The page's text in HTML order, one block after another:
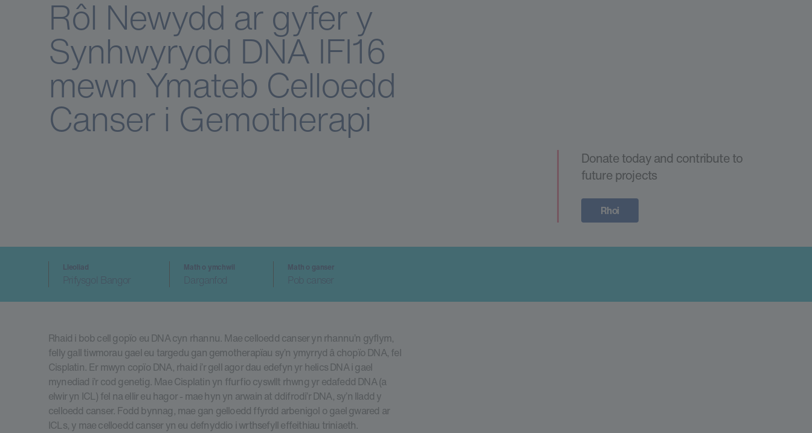
Rôl Newydd ar gyfer y
Synhwyrydd DNA IFI16
mewn Ymateb Celloedd
Canser i Gemotherapi
Donate today and contribute to
future projects
Rhoi
Lleoliad
Prifysgol Bangor
Math o ymchwil
Darganfod
Math o ganser
Pob canser
Rhaid i bob cell gopïo eu DNA cyn rhannu. Mae celloedd canser yn rhannu’n gyflym,
felly gall tiwmorau gael eu targedu gan gemotherapïau sy’n ymyrryd â chopïo DNA, fel
Cisplatin. Er mwyn copïo DNA, rhaid i’r gell agor dau edefyn yr helics DNA i gael
mynediad i’r cod genetig. Mae Cisplatin yn ffurfio cyswllt rhwng yr edafedd DNA (a
elwir yn ICL) fel na ellir eu hagor - mae hyn yn arwain at ddifrodi’r DNA, sy’n lladd y
celloedd canser. Fodd bynnag, mae gan gelloedd ffyrdd arbenigol o gael gwared ar
ICLs, y mae celloedd canser yn eu defnyddio i wrthsefyll effeithiau triniaeth.